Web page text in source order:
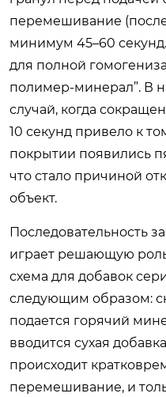
перемешивание
минимум 45–60
для полной
полимер-минерал”. В
случай, когда
10 секунд привело к
покрытии появились
что стало причиной
объект.
Последовательность
играет решающую
схема для добавок
следующим образом:
подается горячий
вводится сухая
происходит
перемешивание, и